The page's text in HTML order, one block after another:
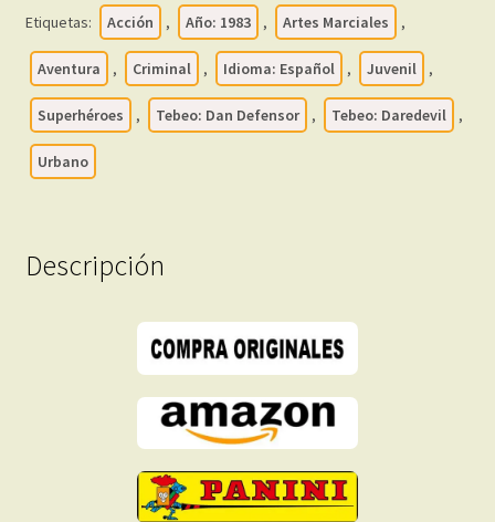
Colección
Completa
40
Tebeos
En
Formato
Descarga
Inmediata
Etiquetas: Acción , Año: 1983 , Artes Marciales ,
Aventura , Criminal , Idioma: Español , Juvenil ,
Superhéroes , Tebeo: Dan Defensor , Tebeo: Daredevil ,
Urbano
Descripción